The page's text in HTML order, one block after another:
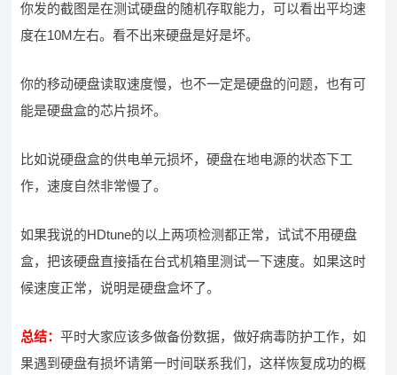
你发的截图是在测试硬盘的随机存取能力，可以看出平均速
度在10M左右。看不出来硬盘是好是坏。
你的移动硬盘读取速度慢，也不一定是硬盘的问题，也有可
能是硬盘盒的芯片损坏。
比如说硬盘盒的供电单元损坏，硬盘在地电源的状态下工
作，速度自然非常慢了。
如果我说的HDtune的以上两项检测都正常，试试不用硬盘
盒，把该硬盘直接插在台式机箱里测试一下速度。如果这时
候速度正常，说明是硬盘盒坏了。
总结：平时大家应该多做备份数据，做好病毒防护工作，如
果遇到硬盘有损坏请第一时间联系我们，这样恢复成功的概